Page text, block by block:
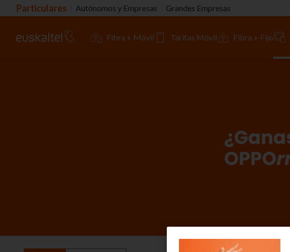
Particulares Autónomos y Empresas Grandes Empresas
Fibra + Móvil Tarifas Móvil Fibra + Fijo